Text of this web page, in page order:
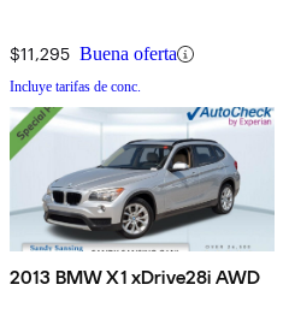
$11,295 Buena oferta
Incluye tarifas de conc.
2013 BMW X1 xDrive28i AWD